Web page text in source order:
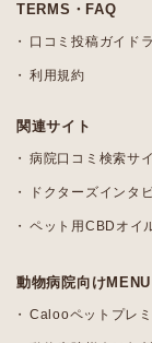
TERMS・FAQ
口コミ投稿ガイド
利用規約
関連サイト
病院口コミ検索サ
ドクターズインタ
ペット用CBDオイ
動物病院向けMENU
Calooペットプレ